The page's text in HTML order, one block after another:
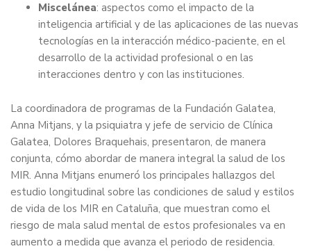
Miscelánea: aspectos como el impacto de la
inteligencia artificial y de las aplicaciones de las nuevas
tecnologías en la interacción médico-paciente, en el
desarrollo de la actividad profesional o en las
interacciones dentro y con las instituciones.
La coordinadora de programas de la Fundación Galatea,
Anna Mitjans, y la psiquiatra y jefe de servicio de Clínica
Galatea, Dolores Braquehais, presentaron, de manera
conjunta, cómo abordar de manera integral la salud de los
MIR. Anna Mitjans enumeró los principales hallazgos del
estudio longitudinal sobre las condiciones de salud y estilos
de vida de los MIR en Cataluña, que muestran como el
riesgo de mala salud mental de estos profesionales va en
aumento a medida que avanza el periodo de residencia.